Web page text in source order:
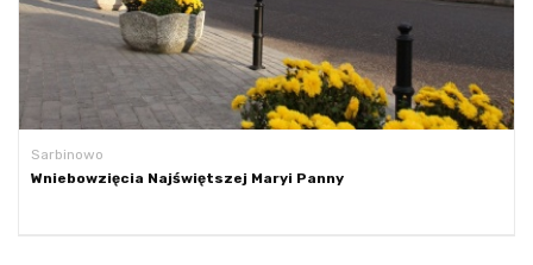
Sarbinowo
Wniebowzięcia Najświętszej Maryi Panny